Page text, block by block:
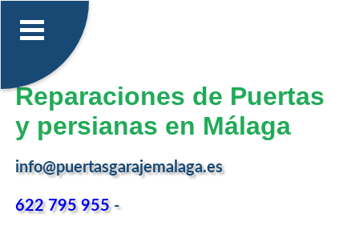
Reparaciones de Puertas
y persianas en Málaga
info@puertasgarajemalaga.es
622 795 955-